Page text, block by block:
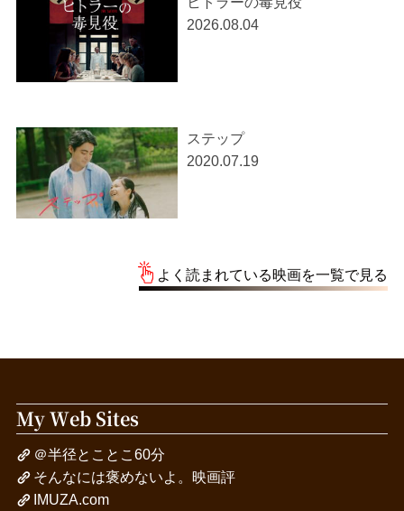
2026.08.04
ステップ
2020.07.19
よく読まれている映画を一覧で見る
My Web Sites
＠半径とことこ60分
そんなには褒めないよ。映画評
IMUZA.com